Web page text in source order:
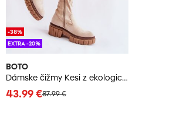
BOTO
Dámske čižmy Kesi z ekologického semišu
87.99 €
43.99 €
-38%
EXTRA -20%